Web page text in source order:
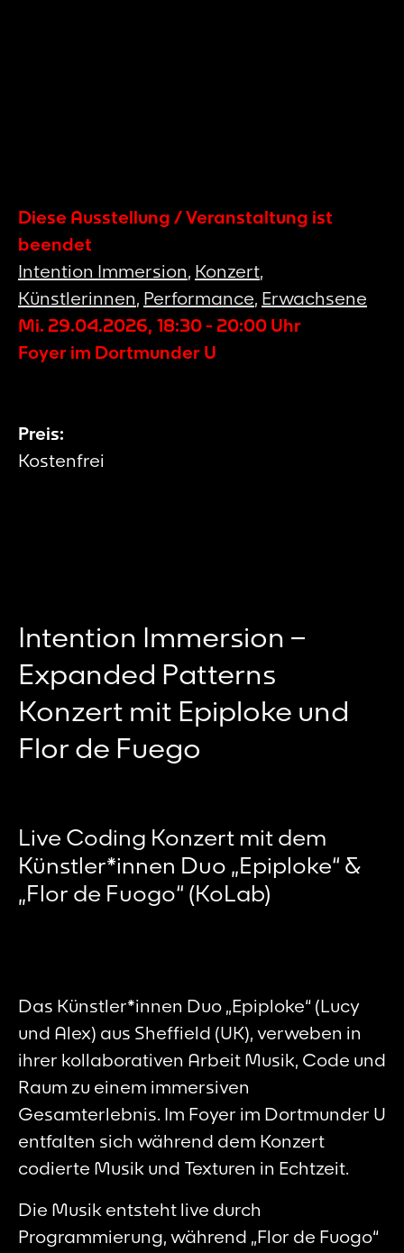
Diese Ausstellung / Veranstaltung ist
beendet
Intention Immersion, Konzert,
Künstlerinnen, Performance, Erwachsene
Mi. 29.04.2026, 18:30- 20:00 Uhr
Foyer im Dortmunder U
Preis:
Kostenfrei
Intention Immersion –
Expanded Patterns
Konzert mit Epiploke und
Flor de Fuego
Live Coding Konzert mit dem
Künstler*innen Duo „Epiploke“ &
„Flor de Fuogo“ (KoLab)
Das Künstler*innen Duo „Epiploke“ (Lucy
und Alex) aus Sheffield (UK), verweben in
ihrer kollaborativen Arbeit Musik, Code und
Raum zu einem immersiven
Gesamterlebnis. Im Foyer im Dortmunder U
entfalten sich während dem Konzert
codierte Musik und Texturen in Echtzeit.
Die Musik entsteht live durch
Programmierung, während „Flor de Fuogo“